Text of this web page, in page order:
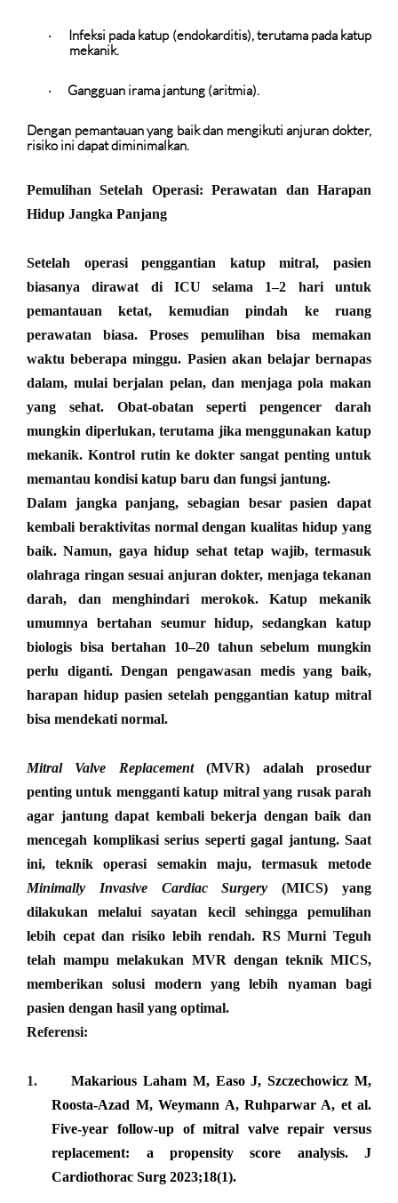
· Infeksi pada katup (endokarditis), terutama pada katup
mekanik.
· Gangguan irama jantung (aritmia).
Dengan pemantauan yang baik dan mengikuti anjuran dokter,
risiko ini dapat diminimalkan.
Pemulihan Setelah Operasi: Perawatan dan Harapan
Hidup Jangka Panjang
Setelah operasi penggantian katup mitral, pasien
biasanya dirawat di ICU selama 1–2 hari untuk
pemantauan ketat, kemudian pindah ke ruang
perawatan biasa. Proses pemulihan bisa memakan
waktu beberapa minggu. Pasien akan belajar bernapas
dalam, mulai berjalan pelan, dan menjaga pola makan
yang sehat. Obat-obatan seperti pengencer darah
mungkin diperlukan, terutama jika menggunakan katup
mekanik. Kontrol rutin ke dokter sangat penting untuk
memantau kondisi katup baru dan fungsi jantung.
Dalam jangka panjang, sebagian besar pasien dapat
kembali beraktivitas normal dengan kualitas hidup yang
baik. Namun, gaya hidup sehat tetap wajib, termasuk
olahraga ringan sesuai anjuran dokter, menjaga tekanan
darah, dan menghindari merokok. Katup mekanik
umumnya bertahan seumur hidup, sedangkan katup
biologis bisa bertahan 10–20 tahun sebelum mungkin
perlu diganti. Dengan pengawasan medis yang baik,
harapan hidup pasien setelah penggantian katup mitral
bisa mendekati normal.
Mitral Valve Replacement(MVR) adalah prosedur
penting untuk mengganti katup mitral yang rusak parah
agar jantung dapat kembali bekerja dengan baik dan
mencegah komplikasi serius seperti gagal jantung. Saat
ini, teknik operasi semakin maju, termasuk metode
Minimally Invasive Cardiac Surgery (MICS) yang
dilakukan melalui sayatan kecil sehingga pemulihan
lebih cepat dan risiko lebih rendah. RS Murni Teguh
telah mampu melakukan MVR dengan teknik MICS,
memberikan solusi modern yang lebih nyaman bagi
pasien dengan hasil yang optimal.
Referensi:
1.
Makarious Laham M, Easo J, Szczechowicz M,
Roosta-Azad M, Weymann A, Ruhparwar A, et al.
Five-year follow-up of mitral valve repair versus
replacement: a propensity score analysis. J
Cardiothorac Surg 2023;18(1).